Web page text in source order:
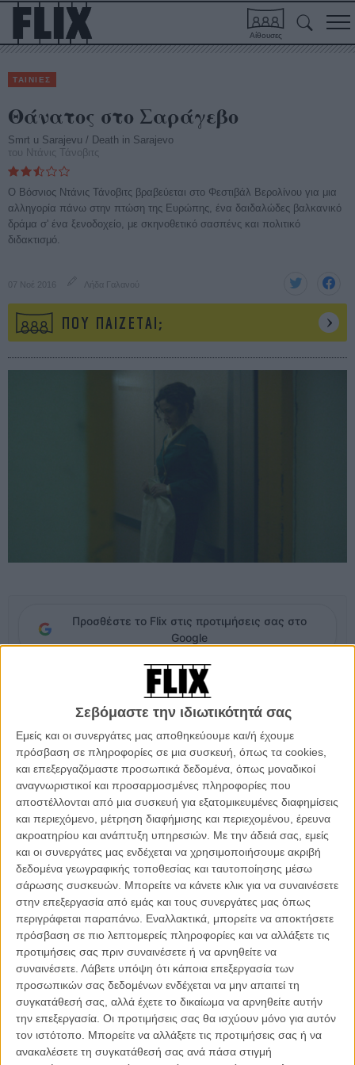
Σεβόμαστε την ιδιωτικότητά σας
Εμείς και οι συνεργάτες μας αποθηκεύουμε και/ή έχουμε
πρόσβαση σε πληροφορίες σε μια συσκευή, όπως τα cookies,
και επεξεργαζόμαστε προσωπικά δεδομένα, όπως μοναδικοί
αναγνωριστικοί και προσαρμοσμένες πληροφορίες που
αποστέλλονται από μια συσκευή για εξατομικευμένες διαφημίσεις
και περιεχόμενο, μέτρηση διαφήμισης και περιεχομένου, έρευνα
ακροατηρίου και ανάπτυξη υπηρεσιών. Με την άδειά σας, εμείς
και οι συνεργάτες μας ενδέχεται να χρησιμοποιήσουμε ακριβή
δεδομένα γεωγραφικής τοποθεσίας και ταυτοποίησης μέσω
σάρωσης συσκευών. Μπορείτε να κάνετε κλικ για να συναινέσετε
στην επεξεργασία από εμάς και τους συνεργάτες μας όπως
περιγράφεται παραπάνω. Εναλλακτικά, μπορείτε να αποκτήσετε
πρόσβαση σε πιο λεπτομερείς πληροφορίες και να αλλάξετε τις
προτιμήσεις σας πριν συναινέσετε ή να αρνηθείτε να
συναινέσετε. Λάβετε υπόψη ότι κάποια επεξεργασία των
προσωπικών σας δεδομένων ενδέχεται να μην απαιτεί τη
συγκατάθεσή σας, αλλά έχετε το δικαίωμα να αρνηθείτε αυτήν
την επεξεργασία. Οι προτιμήσεις σας θα ισχύουν μόνο για αυτόν
τον ιστότοπο. Μπορείτε να αλλάξετε τις προτιμήσεις σας ή να
ανακαλέσετε τη συγκατάθεσή σας ανά πάσα στιγμή
Αίθουσες
ΤΑΙΝΙΕΣ
Θάνατος στο Σαράγεβο
Smrt u Sarajevu / Death in Sarajevo
του Ντάνις Τάνοβιτς
Ο Βόσνιος Ντάνις Τάνοβιτς βραβεύεται στο Φεστιβάλ Βερολίνου για μια
αλληγορία πάνω στην πτώση της Ευρώπης, ένα δαιδαλώδες βαλκανικό
δράμα σ' ένα ξενοδοχείο, με σκηνοθετικό σασπένς και πολιτικό
διδακτισμό.
07 Νοέ 2016 Λήδα Γαλανού
ΠΟΥ ΠΑΙΖΕΤΑΙ;
Προσθέστε το Flix στις προτιμήσεις σας στο
Google
«Iron Picker»και τον όποιο κινηματογραφικό
αυθορμητισμό του, ο Ντάνις Τάνοβιτς επιστρέφει με μια ταινία
στρατηγικά στοχευμένη στην κριτική των σημερινών Βαλκανίων και
ειδικά της πολύπαθης Βοσνίας-Ερζεγοβίνης. Το πεδίο του είναι ένα
ξενοδοχείο, το πολυτελέστερο της πόλης αλλά και πάλι απομεινάρι
καλύτερων εποχών, εκείνο που, όπως συχνά επισημαίνει ο
διευθυντής του έχει φιλοξενήσει την Αντζελίνα Τζολί, το οποίο
ονομάζεται, πώς αλλιώς, «Hotel Europa».
Στο κέντρο της πόλης, το «Hotel Europa» προσπαθεί να διατηρήσει
την πρόσοψη και το λόμπι του περιποιμένα, πειθαρχημένα και
καθαρά, στο εσωτερικό του όμως επικρατεί αναβρασμός. Το ίδιο
βράδυ θα φιλοξενηθούν οι ηγέτες της Ευρώπης για μια σύνοδο, το
προσωπικό, δυο μήνες απλήρωτο, ετοιμάζεται για απεργία, η
ρεσεψιονίστ προσπαθεί να διατηρήσει τον έλεγχο του προσωπικού,
ενώ η μητέρα της, στα πλυντήρια, είναι η επικεφαλής τους, ένας
Γάλλος επίσημος προσκεκλημένος προβάρει το λόγο του στο
δωμάτιό του, ο μαφιόζος ιδιοκτήτης του στριπτιζάδικου στο ισόγειο
έχει αναλάβει την ασφάλεια, με αμφίβολης ηθικής αποτελέσματα και
μια δημοσιογράφος στην ταράτσα κάνει συνεντεύξεις
προσπαθώντας να συνδέσει το παρελθόν με το παρόν της χώρας.
Το 1914, ο Σερβοβόσνιος Γκαβρίλο Πρίντσιπ δολοφόνησε, δυο
βήματα από το ξενοδοχείο, τον Αρχιδούκα Φραγκίσκο Φερδινάνδο